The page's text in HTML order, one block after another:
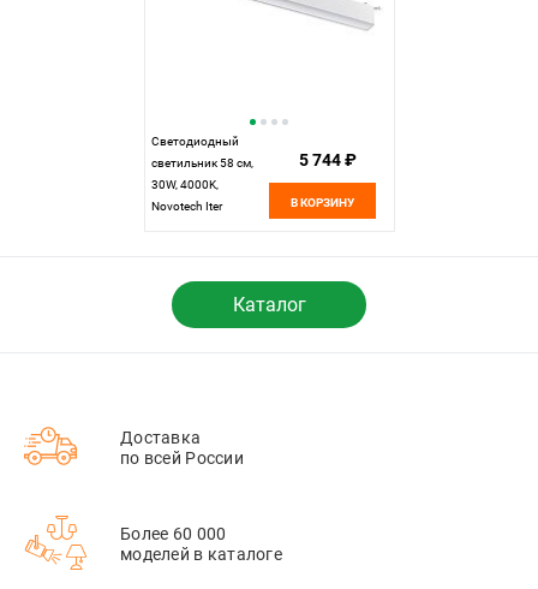
Светодиодный
светильник 58 см,
30W, 4000K,
Novotech Iter
5 744 ₽
В КОРЗИНУ
Каталог
Доставка
по всей России
Более 60 000
моделей в каталоге